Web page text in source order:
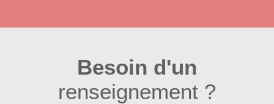
Besoin d'un
renseignement ?